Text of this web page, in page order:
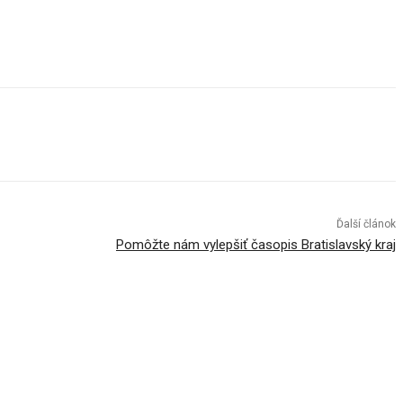
Ďalší článok
Pomôžte nám vylepšiť časopis Bratislavský kraj